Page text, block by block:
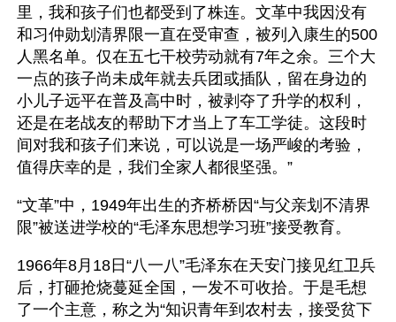
里，我和孩子们也都受到了株连。文革中我因没有
和习仲勋划清界限一直在受审查，被列入康生的500
人黑名单。仅在五七干校劳动就有7年之余。三个大
一点的孩子尚未成年就去兵团或插队，留在身边的
小儿子远平在普及高中时，被剥夺了升学的权利，
还是在老战友的帮助下才当上了车工学徒。这段时
间对我和孩子们来说，可以说是一场严峻的考验，
值得庆幸的是，我们全家人都很坚强。”
“文革”中，1949年出生的齐桥桥因“与父亲划不清界
限”被送进学校的“毛泽东思想学习班”接受教育。
1966年8月18日“八一八”毛泽东在天安门接见红卫兵
后，打砸抢烧蔓延全国，一发不可收拾。于是毛想
了一个主意，称之为“知识青年到农村去，接受贫下